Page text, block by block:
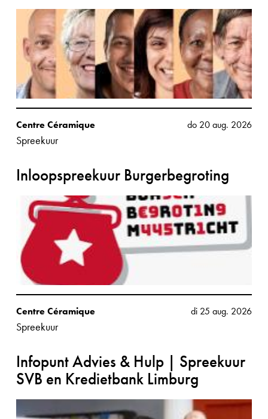
Centre Céramique
Spreekuur
do 20 aug. 2026
Inloopspreekuur Burgerbegroting
Centre Céramique
Spreekuur
di 25 aug. 2026
Infopunt Advies & Hulp | Spreekuur
SVB en Kredietbank Limburg